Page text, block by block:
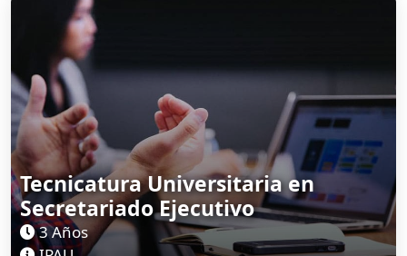
Tecnicatura Universitaria en
Secretariado Ejecutivo
3 Años